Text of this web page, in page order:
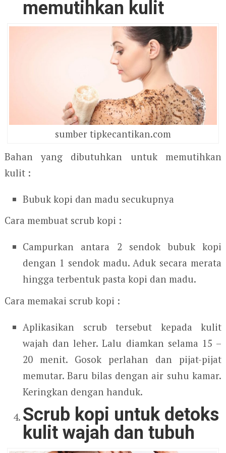
memutihkan kulit
sumber tipkecantikan.com
Bahan yang dibutuhkan untuk memutihkan
kulit :
Bubuk kopi dan madu secukupnya
Cara membuat scrub kopi :
Campurkan antara 2 sendok bubuk kopi
dengan 1 sendok madu. Aduk secara merata
hingga terbentuk pasta kopi dan madu.
Cara memakai scrub kopi :
Aplikasikan scrub tersebut kepada kulit
wajah dan leher. Lalu diamkan selama 15 –
20 menit. Gosok perlahan dan pijat-pijat
memutar. Baru bilas dengan air suhu kamar.
Keringkan dengan handuk.
Scrub kopi untuk detoks
kulit wajah dan tubuh